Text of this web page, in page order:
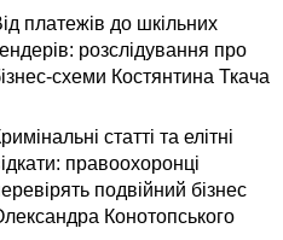
платежів до шкільних
розслідування про
схеми Костянтина Ткача
статті та елітні
правоохоронці
подвійний бізнес
Конотопського